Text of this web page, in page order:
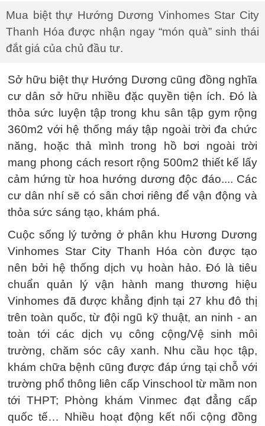
Mua biệt thự Hướng Dương Vinhomes Star City
Thanh Hóa được nhận ngay “món quà” sinh thái
đắt giá của chủ đầu tư.
Sở hữu biệt thự Hướng Dương cũng đồng nghĩa
cư dân sở hữu nhiều đặc quyền tiện ích. Đó là
thỏa sức luyện tập trong khu sân tập gym rộng
360m2 với hệ thống máy tập ngoài trời đa chức
năng, hoặc thả mình trong hồ bơi ngoài trời
mang phong cách resort rộng 500m2 thiết kế lấy
cảm hứng từ hoa hướng dương độc đáo.... Các
cư dân nhí sẽ có sân chơi riêng để vận động và
thỏa sức sáng tạo, khám phá.
Cuộc sống lý tưởng ở phân khu Hương Dương
Vinhomes Star City Thanh Hóa còn được tạo
nên bởi hệ thống dịch vụ hoàn hảo. Đó là tiêu
chuẩn quản lý vận hành mang thương hiệu
Vinhomes đã được khẳng định tại 27 khu đô thị
trên toàn quốc, từ đội ngũ kỹ thuật, an ninh - an
toàn tới các dịch vụ công cộng/Vệ sinh môi
trường, chăm sóc cây xanh. Nhu cầu học tập,
khám chữa bệnh cũng được đáp ứng tại chỗ với
trường phổ thông liên cấp Vinschool từ mầm non
tới THPT; Phòng khám Vinmec đạt đẳng cấp
quốc tế… Nhiều hoạt động kết nối cộng đồng